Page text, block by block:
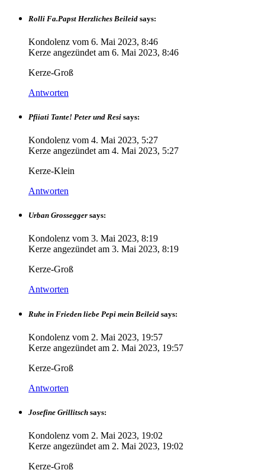
Rolli Fa.Papst Herzliches Beileid says:
Kondolenz vom 6. Mai 2023, 8:46
Kerze angezündet am 6. Mai 2023, 8:46
Kerze-Groß
Antworten
Pfiiati Tante! Peter und Resi says:
Kondolenz vom 4. Mai 2023, 5:27
Kerze angezündet am 4. Mai 2023, 5:27
Kerze-Klein
Antworten
Urban Grossegger says:
Kondolenz vom 3. Mai 2023, 8:19
Kerze angezündet am 3. Mai 2023, 8:19
Kerze-Groß
Antworten
Ruhe in Frieden liebe Pepi mein Beileid says:
Kondolenz vom 2. Mai 2023, 19:57
Kerze angezündet am 2. Mai 2023, 19:57
Kerze-Groß
Antworten
Josefine Grillitsch says:
Kondolenz vom 2. Mai 2023, 19:02
Kerze angezündet am 2. Mai 2023, 19:02
Kerze-Groß